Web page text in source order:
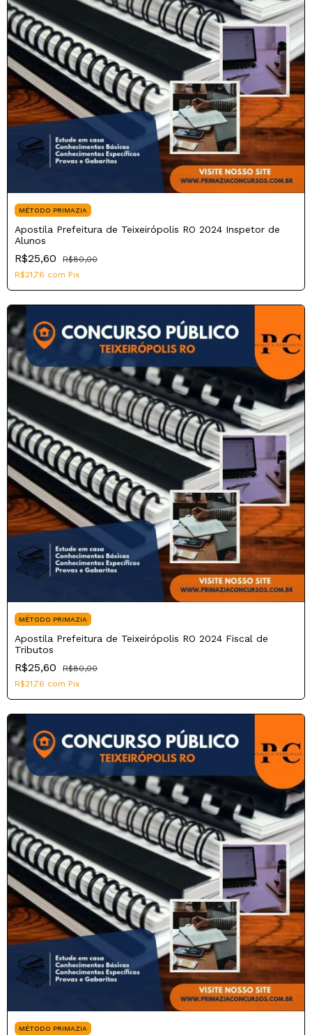
MÉTODO PRIMAZIA
Apostila Prefeitura de Teixeirópolis RO 2024 Inspetor de
Alunos
R$25,60
R$80,00
R$21,76 com Pix
MÉTODO PRIMAZIA
Apostila Prefeitura de Teixeirópolis RO 2024 Fiscal de
Tributos
R$25,60
R$80,00
R$21,76 com Pix
MÉTODO PRIMAZIA